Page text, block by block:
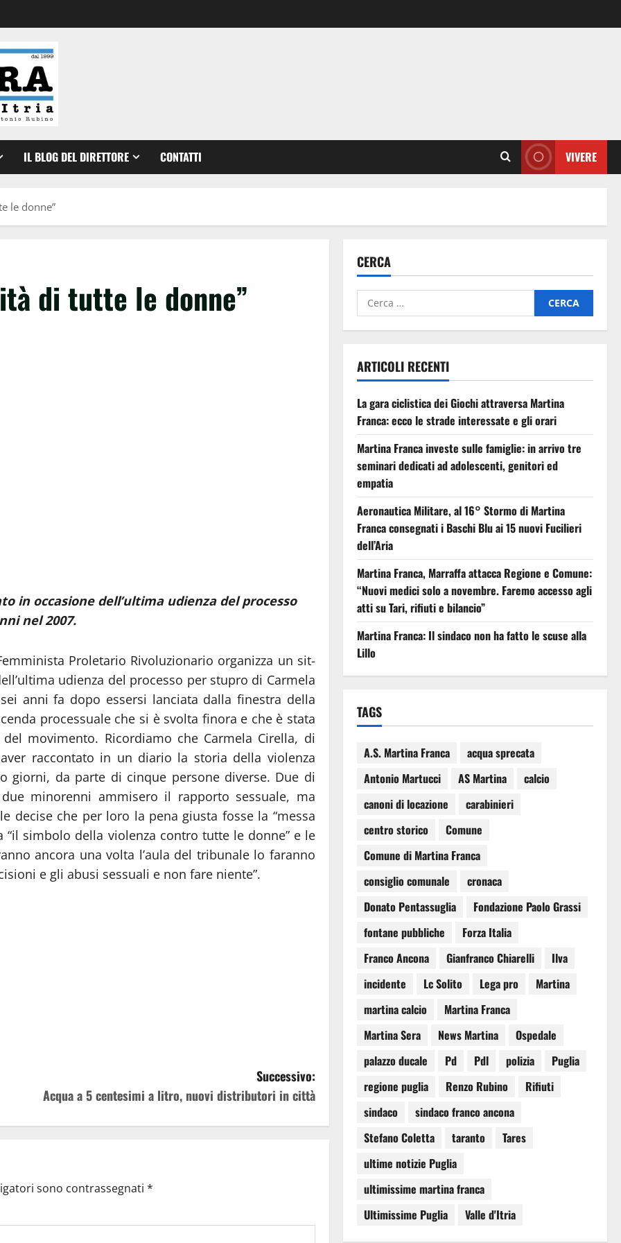
IL BLOG DEL DIRETTORE CONTATTI VIVERE
le donne”
di tutte le donne”
in occasione dell’ultima udienza del processo
nel 2007.
Proletario Rivoluzionario organizza un sit-
udienza del processo per stupro di Carmela
anni fa dopo essersi lanciata dalla finestra della
processuale che si è svolta finora e che è stata
movimento. Ricordiamo che Carmela Cirella, di
raccontato in un diario la storia della violenza
giorni, da parte di cinque persone diverse. Due di
minorenni ammisero il rapporto sessuale, ma
decise che per loro la pena giusta fosse la “messa
simbolo della violenza contro tutte le donne” e le
ancora una volta l’aula del tribunale lo faranno
e gli abusi sessuali e non fare niente”.
Successivo:
Acqua a 5 centesimi a litro, nuovi distributori in città
sono contrassegnati *
CERCA
ARTICOLI RECENTI
La gara ciclistica dei Giochi attraversa Martina
Franca: ecco le strade interessate e gli orari
Martina Franca investe sulle famiglie: in arrivo tre
seminari dedicati ad adolescenti, genitori ed
empatia
Aeronautica Militare, al 16° Stormo di Martina
Franca consegnati i Baschi Blu ai 15 nuovi Fucilieri
dell’Aria
Martina Franca, Marraffa attacca Regione e Comune:
“Nuovi medici solo a novembre. Faremo accesso agli
atti su Tari, rifiuti e bilancio”
Martina Franca: Il sindaco non ha fatto le scuse alla
Lillo
TAGS
A.S. Martina Franca
acqua sprecata
Antonio Martucci
AS Martina
calcio
canoni di locazione
carabinieri
centro storico
Comune
Comune di Martina Franca
consiglio comunale
cronaca
Donato Pentassuglia
Fondazione Paolo Grassi
fontane pubbliche
Forza Italia
Franco Ancona
Gianfranco Chiarelli
Ilva
incidente
Lc Solito Lega pro
Martina
martina calcio
Martina Franca
Martina Sera
News Martina
Ospedale
palazzo ducale
Pd Pdl polizia
Puglia
regione puglia
Renzo Rubino
Rifiuti
sindaco
sindaco franco ancona
Stefano Coletta
taranto
Tares
ultime notizie Puglia
ultimissime martina franca
Ultimissime Puglia
Valle d'Itria